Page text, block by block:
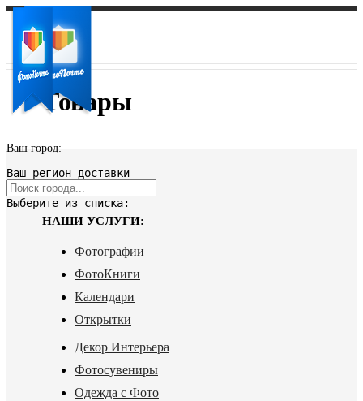
Ваш город:
Ваш регион доставки
Выберите из списка:
Товары
НАШИ УСЛУГИ:
Фотографии
ФотоКниги
Календари
Открытки
Декор Интерьера
Фотосувениры
Одежда с Фото